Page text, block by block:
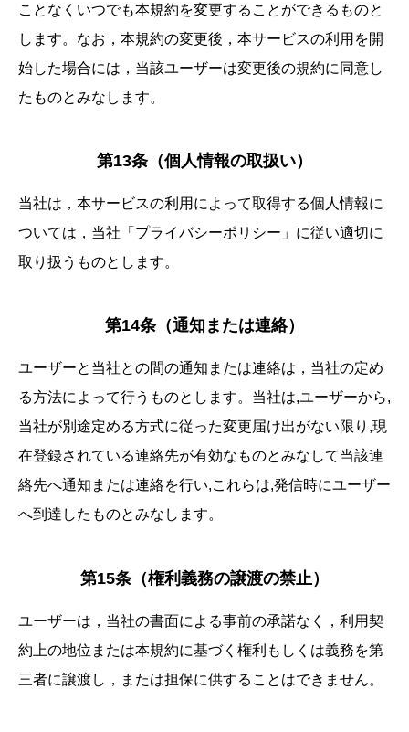
ことなくいつでも本規約を変更することができるものと
します。なお，本規約の変更後，本サービスの利用を開
始した場合には，当該ユーザーは変更後の規約に同意し
たものとみなします。
第13条（個人情報の取扱い）
当社は，本サービスの利用によって取得する個人情報に
ついては，当社「プライバシーポリシー」に従い適切に
取り扱うものとします。
第14条（通知または連絡）
ユーザーと当社との間の通知または連絡は，当社の定め
る方法によって行うものとします。当社は,ユーザーから,
当社が別途定める方式に従った変更届け出がない限り,現
在登録されている連絡先が有効なものとみなして当該連
絡先へ通知または連絡を行い,これらは,発信時にユーザー
へ到達したものとみなします。
第15条（権利義務の譲渡の禁止）
ユーザーは，当社の書面による事前の承諾なく，利用契
約上の地位または本規約に基づく権利もしくは義務を第
三者に譲渡し，または担保に供することはできません。